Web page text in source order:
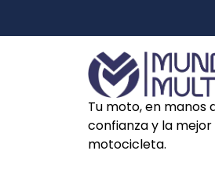
Tu moto, en manos
confianza y la
motocicleta.